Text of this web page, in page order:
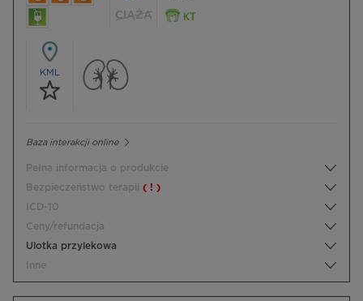
CIĄŻA
KML
Baza interakcji online
Pełna informacja o produkcie
Bezpieczeństwo terapii ( ! )
ICD-10
Ceny/refundacja
Ulotka przylekowa
Inne